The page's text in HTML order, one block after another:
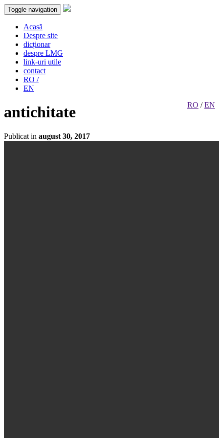
Toggle navigation
Acasă
Despre site
dicționar
despre LMG
link-uri utile
contact
RO /
EN
RO /EN
antichitate
Publicat in august 30, 2017